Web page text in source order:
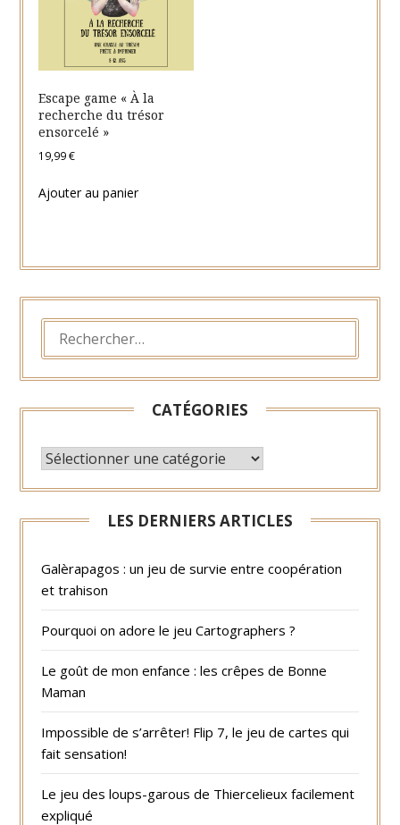
Escape game « À la
recherche du trésor
ensorcelé »
19,99€
Ajouter au panier
RECHERCHER :
CATÉGORIES
CATÉGORIES
LES DERNIERS ARTICLES
Galèrapagos : un jeu de survie entre coopération
et trahison
Pourquoi on adore le jeu Cartographers ?
Le goût de mon enfance : les crêpes de Bonne
Maman
Impossible de s’arrêter! Flip 7, le jeu de cartes qui
fait sensation!
Le jeu des loups-garous de Thiercelieux facilement
expliqué